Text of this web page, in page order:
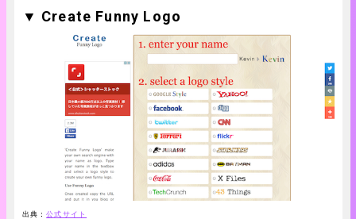
▼ Create Funny Logo
出典：公式サイト